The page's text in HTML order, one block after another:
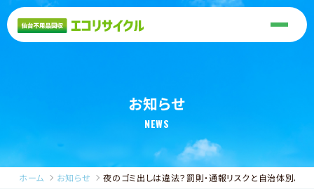
お知らせ
NEWS
ホーム お知らせ 夜のゴミ出しは違法？罰則・通報リスクと自治体別ル